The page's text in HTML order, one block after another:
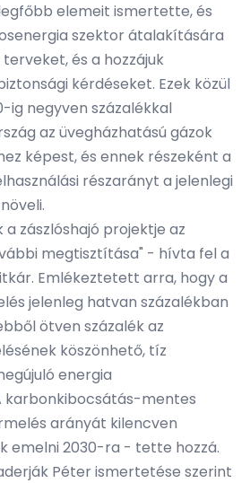
elemeit ismertette, és
szektor átalakítására
és a hozzájuk
kérdéseket. Ezek közül
ig negyven százalékkal
az üvegházhatású gázok
képest, és ennek részeként a
részarányt a jelenlegi
a zászlóshajó projektje az
megtisztítása" - hívta fel a
Emlékeztetett arra, hogy a
jelenleg hatvan százalékban
ötven százalék az
köszönhető, tíz
energia
karbonkibocsátás-mentes
arányát kilencven
emelni 2030-ra - tette hozzá.
Péter ismertetése szerint